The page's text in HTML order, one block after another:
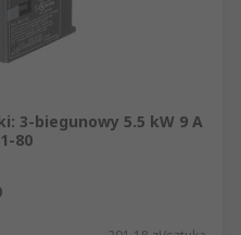
3-biegunowy 5.5 kW 9 A
80